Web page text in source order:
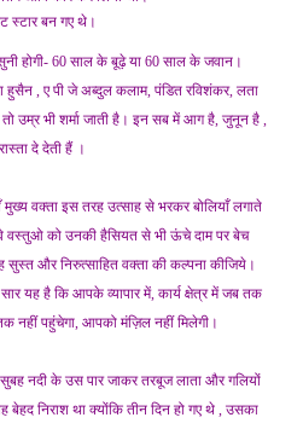
स्टार बन गए थे।
होगी- 60 साल के बूढ़े या 60 साल के जवान।
, ए पी जे अब्दुल कलाम, पंडित रविशंकर, लता
उम्र भी शर्मा जाती है। इन सब में आग है, जुनून है ,
दे देती हैं ।
वक्ता इस तरह उत्साह से भरकर बोलियाँ लगाते
वस्तुओ को उनकी हैसियत से भी ऊंचे दाम पर बेच
और निरुत्साहित वक्ता की कल्पना कीजिये।
सार यह है कि आपके व्यापार में, कार्य क्षेत्र में जब तक
नहीं पहुंचेगा, आपको मंज़िल नहीं मिलेगी।
नदी के उस पार जाकर तरबूज लाता और गलियों
निराश था क्योंकि तीन दिन हो गए थे , उसका